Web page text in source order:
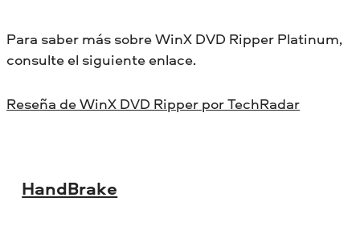
Para saber más sobre WinX DVD Ripper Platinum,
consulte el siguiente enlace.
Reseña de WinX DVD Ripper por TechRadar
HandBrake